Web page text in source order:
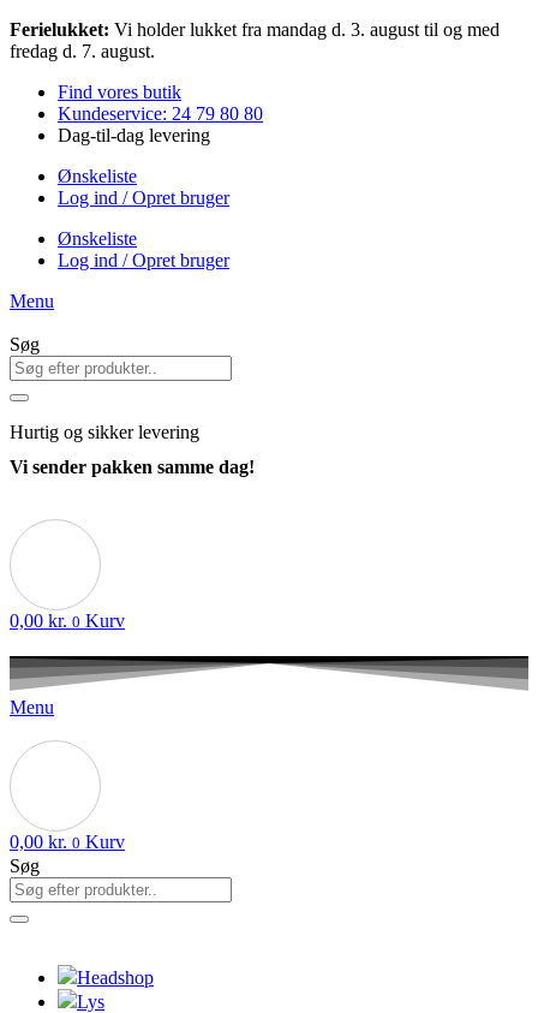
Videre
til
Ferielukket: Vi holder lukket fra mandag d. 3. august til og med
fredag d. 7. august.
Find vores butik
Kundeservice: 24 79 80 80
Dag-til-dag levering
Ønskeliste
Log ind / Opret bruger
Ønskeliste
Log ind / Opret bruger
Menu
Søg
Hurtig og sikker levering
Vi sender pakken samme dag!
0,00 kr. 0 Kurv
Menu
0,00 kr. 0 Kurv
Søg
Headshop
Lys